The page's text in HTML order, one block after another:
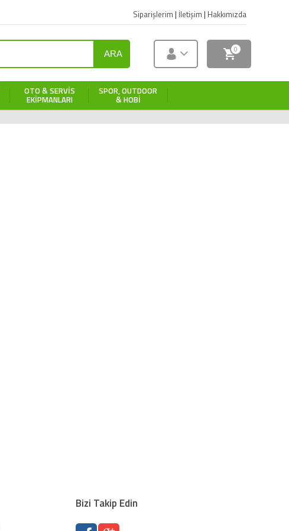
Siparişlerim | İletişim | Hakkımızda
ARA 0
OTO & SERVIS
EKIPMANLARI
SPOR, OUTDOOR
& HOBI
Bizi Takip Edin